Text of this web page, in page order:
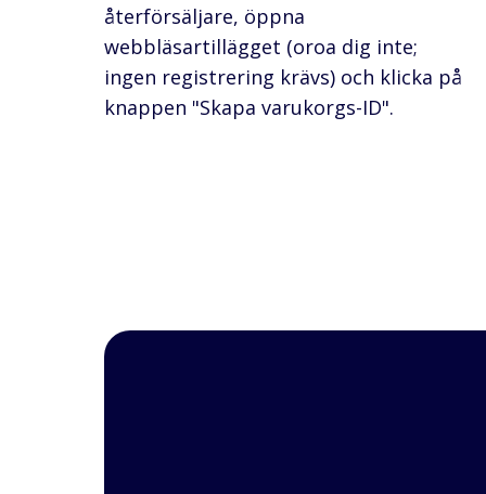
återförsäljare, öppna
webbläsartillägget (oroa dig inte;
ingen registrering krävs) och klicka på
knappen "Skapa varukorgs-ID".